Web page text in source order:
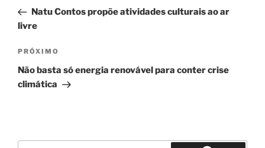
Post
anterior
Natu Contos propõe atividades culturais ao ar
livre
Próximo
post
PRÓXIMO
Não basta só energia renovável para conter crise
climática